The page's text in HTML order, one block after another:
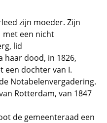
zijn moeder. Zijn
met een nicht
lid
haar dood, in 1826,
een dochter van I.
Notabelenvergadering.
Rotterdam, van 1847
de gemeenteraad een